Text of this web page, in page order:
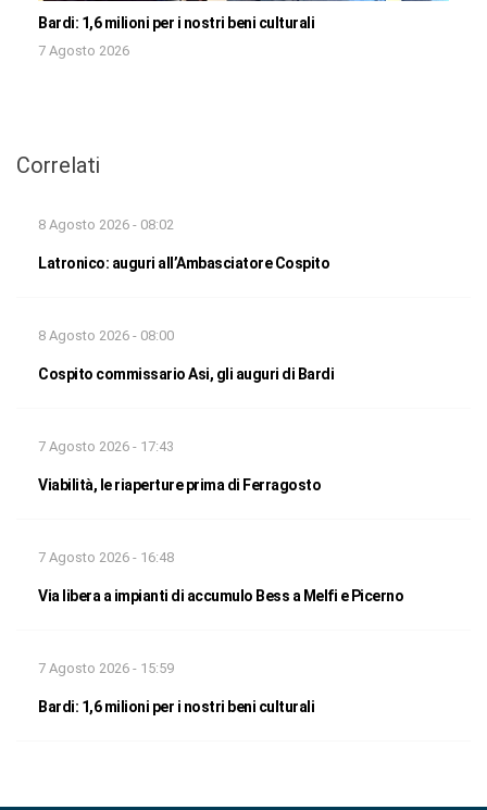
Bardi: 1,6 milioni per i nostri beni culturali
7 Agosto 2026
Correlati
8 Agosto 2026 - 08:02
Latronico: auguri all’Ambasciatore Cospito
8 Agosto 2026 - 08:00
Cospito commissario Asi, gli auguri di Bardi
7 Agosto 2026 - 17:43
Viabilità, le riaperture prima di Ferragosto
7 Agosto 2026 - 16:48
Via libera a impianti di accumulo Bess a Melfi e Picerno
7 Agosto 2026 - 15:59
Bardi: 1,6 milioni per i nostri beni culturali